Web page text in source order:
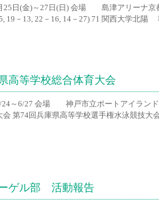
日(金)～27日(日) 会場 島津アリーナ
－13, 22－16, 14－27) 71 関西大学北陽
高等学校総合体育大会
～6/27 会場 神戸市立ポートアイラン
会 第74回兵庫県高等学校選手権水泳競
ゲル部 活動報告